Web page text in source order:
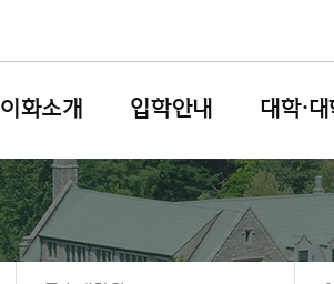
이화소개 입학안내 대학·